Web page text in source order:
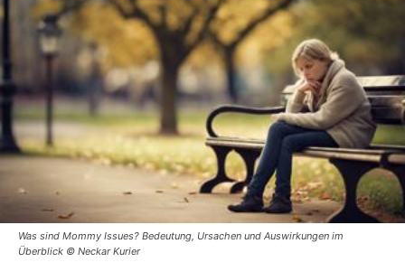
Was sind Mommy Issues? Bedeutung, Ursachen und Auswirkungen im
Überblick © Neckar Kurier